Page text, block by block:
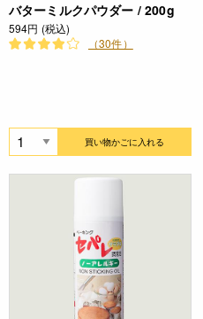
バターミルクパウダー / 200g
594円 (税込)
（30件）
買い物かごに入れる